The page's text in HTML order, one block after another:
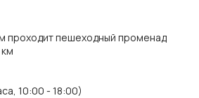
проходит пешеходный променад
10:00 - 18:00)